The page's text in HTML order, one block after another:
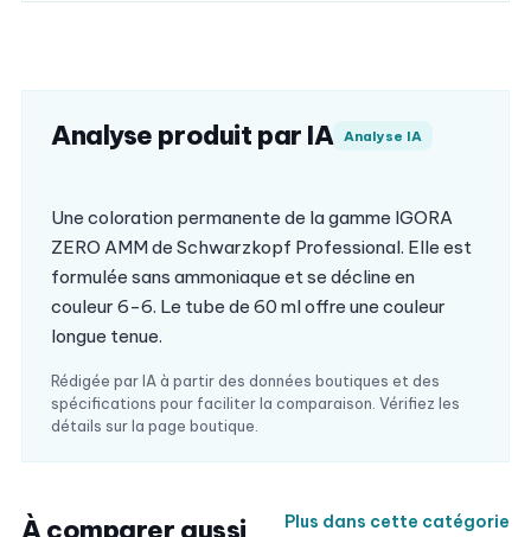
Analyse produit par IA Analyse IA
Une coloration permanente de la gamme IGORA
ZERO AMM de Schwarzkopf Professional. Elle est
formulée sans ammoniaque et se décline en
couleur 6-6. Le tube de 60 ml offre une couleur
longue tenue.
Rédigée par IA à partir des données boutiques et des
spécifications pour faciliter la comparaison. Vérifiez les
détails sur la page boutique.
À comparer aussi Plus dans cette catégorie